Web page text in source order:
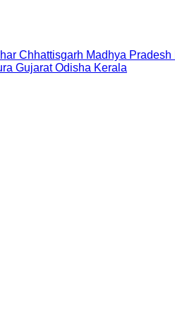
Chhattisgarh Madhya Pradesh
Gujarat Odisha Kerala